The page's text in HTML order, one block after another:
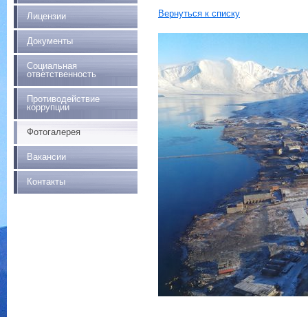
Лицензии
Документы
Социальная
ответственность
Противодействие
коррупции
Фотогалерея
Вакансии
Контакты
Вернуться к списку